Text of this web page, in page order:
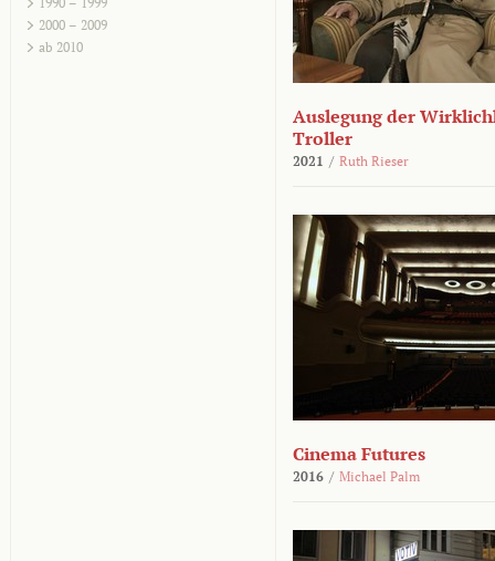
2000 – 2009
ab 2010
Auslegung der
Troller
2021 / Ruth Rieser
Cinema Futures
2016 / Michael Palm